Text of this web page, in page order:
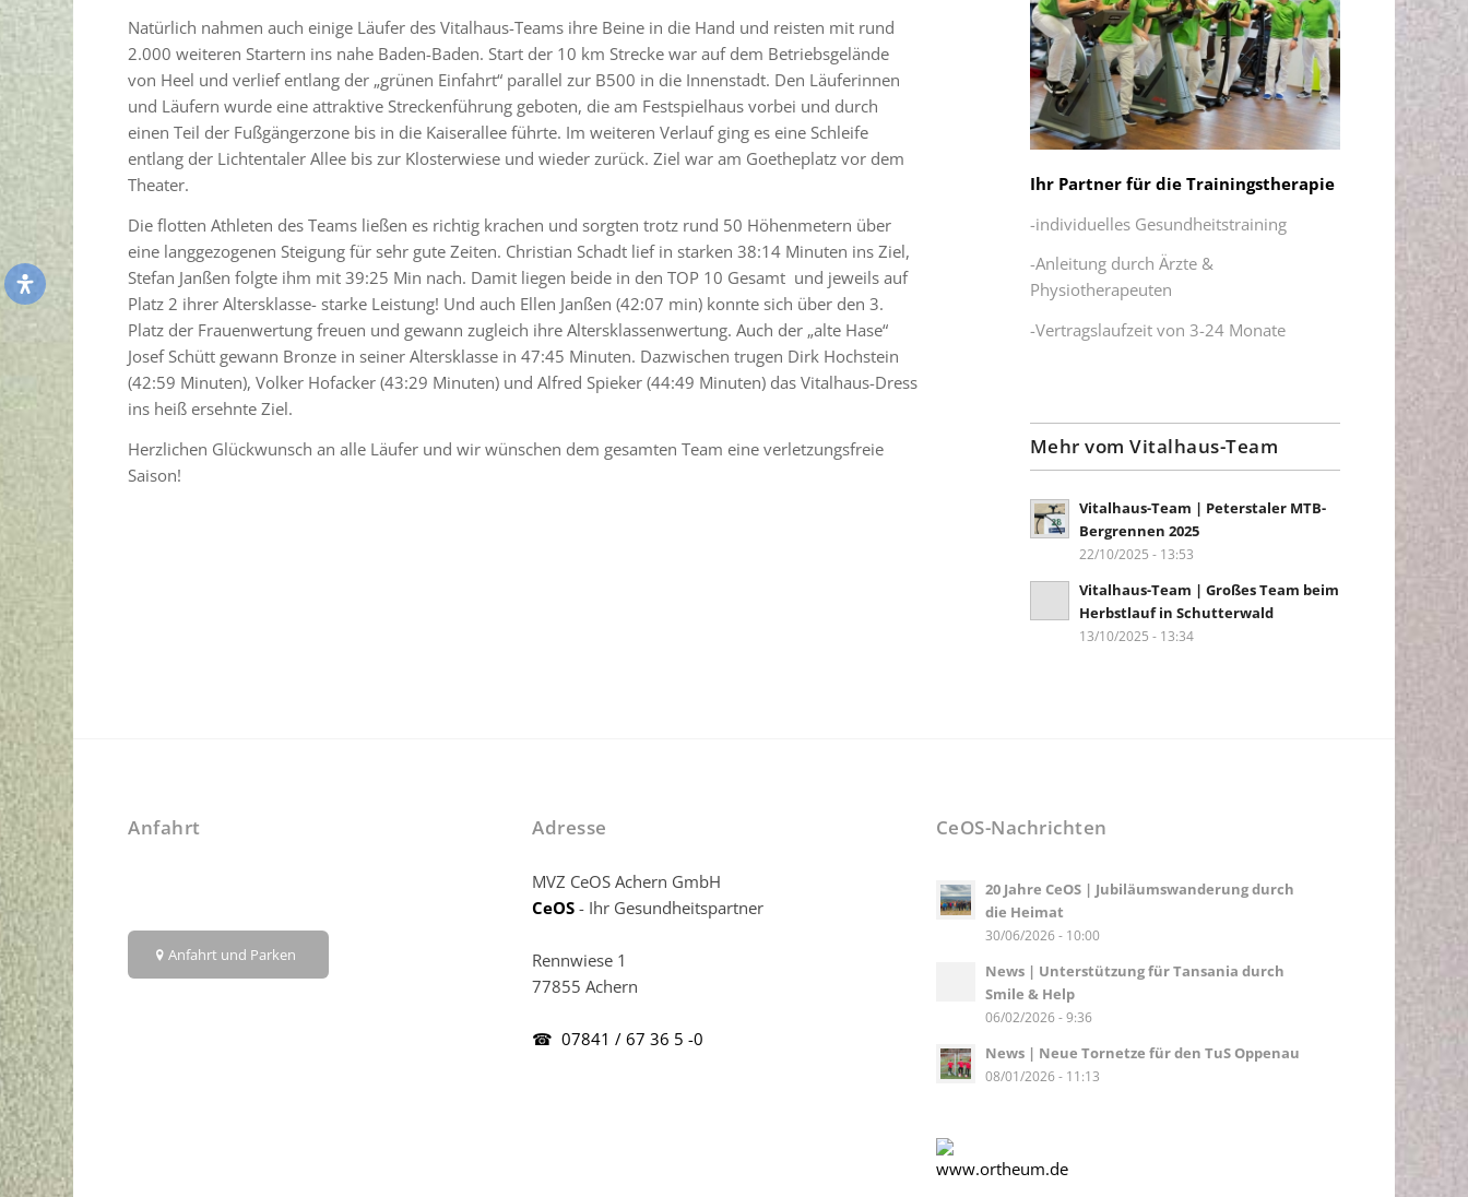
Natürlich nahmen auch einige Läufer des Vitalhaus-Teams ihre Beine in die Hand und reisten mit rund
2.000 weiteren Startern ins nahe Baden-Baden. Start der 10 km Strecke war auf dem Betriebsgelände
von Heel und verlief entlang der „grünen Einfahrt“ parallel zur B500 in die Innenstadt. Den Läuferinnen
und Läufern wurde eine attraktive Streckenführung geboten, die am Festspielhaus vorbei und durch
einen Teil der Fußgängerzone bis in die Kaiserallee führte. Im weiteren Verlauf ging es eine Schleife
entlang der Lichtentaler Allee bis zur Klosterwiese und wieder zurück. Ziel war am Goetheplatz vor dem
Theater.
Die flotten Athleten des Teams ließen es richtig krachen und sorgten trotz rund 50 Höhenmetern über
eine langgezogenen Steigung für sehr gute Zeiten. Christian Schadt lief in starken 38:14 Minuten ins Ziel,
Stefan Janßen folgte ihm mit 39:25 Min nach. Damit liegen beide in den TOP 10 Gesamt und jeweils auf
Platz 2 ihrer Altersklasse- starke Leistung! Und auch Ellen Janßen (42:07 min) konnte sich über den 3.
Platz der Frauenwertung freuen und gewann zugleich ihre Altersklassenwertung. Auch der „alte Hase“
Josef Schütt gewann Bronze in seiner Altersklasse in 47:45 Minuten. Dazwischen trugen Dirk Hochstein
(42:59 Minuten), Volker Hofacker (43:29 Minuten) und Alfred Spieker (44:49 Minuten) das Vitalhaus-Dress
ins heiß ersehnte Ziel.
Herzlichen Glückwunsch an alle Läufer und wir wünschen dem gesamten Team eine verletzungsfreie
Saison!
Ihr Partner für die Trainingstherapie
-individuelles Gesundheitstraining
-Anleitung durch Ärzte &
Physiotherapeuten
-Vertragslaufzeit von 3-24 Monate
Mehr vom Vitalhaus-Team
Vitalhaus-Team | Peterstaler MTB-
Bergrennen 2025
22/10/2025 - 13:53
Vitalhaus-Team | Großes Team beim
Herbstlauf in Schutterwald
13/10/2025 - 13:34
Anfahrt
Anfahrt und Parken
Adresse
MVZ CeOS Achern GmbH
CeOS - Ihr Gesundheitspartner
Rennwiese 1
77855 Achern
☎ 07841 / 67 36 5 -0
CeOS-Nachrichten
20 Jahre CeOS | Jubiläumswanderung durch
die Heimat
30/06/2026 - 10:00
News | Unterstützung für Tansania durch
Smile & Help
06/02/2026 - 9:36
News | Neue Tornetze für den TuS Oppenau
08/01/2026 - 11:13